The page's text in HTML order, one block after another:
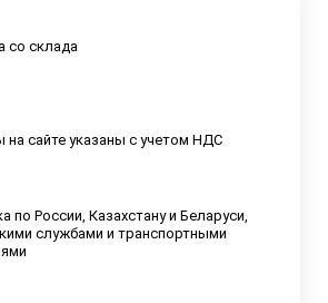
со склада
на сайте указаны с учетом НДС
по России, Казахстану и Беларуси,
службами и транспортными